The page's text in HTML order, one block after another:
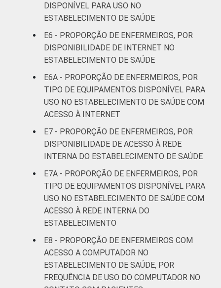
no estabelecimento de saúde em que
trabalha.
Base: 454 enfermeiros que têm computador
portátil à disposição para uso no
estabelecimento de saúde em que trabalha.
4Base: 135 enfermeiros que têm tablet à
disposição para uso no estabelecimento de
saúde em que trabalha.
5Base: 1.269 enfermeiros que têm celular à
disposição para uso no estabelecimento de
saúde em que trabalha.
DISPONÍVEL PARA USO NO
ESTABELECIMENTO DE SAÚDE
E6 - PROPORÇÃO DE ENFERMEIROS, POR
DISPONIBILIDADE DE INTERNET NO
ESTABELECIMENTO DE SAÚDE
E6A - PROPORÇÃO DE ENFERMEIROS, POR
TIPO DE EQUIPAMENTOS DISPONÍVEL PARA
USO NO ESTABELECIMENTO DE SAÚDE COM
ACESSO À INTERNET
E7 - PROPORÇÃO DE ENFERMEIROS, POR
DISPONIBILIDADE DE ACESSO À REDE
INTERNA DO ESTABELECIMENTO DE SAÚDE
E7A - PROPORÇÃO DE ENFERMEIROS, POR
TIPO DE EQUIPAMENTOS DISPONÍVEL PARA
USO NO ESTABELECIMENTO DE SAÚDE COM
ACESSO À REDE INTERNA DO
ESTABELECIMENTO
E8 - PROPORÇÃO DE ENFERMEIROS COM
ACESSO A COMPUTADOR NO
ESTABELECIMENTO DE SAÚDE, POR
FREQUÊNCIA DE USO DO COMPUTADOR NO